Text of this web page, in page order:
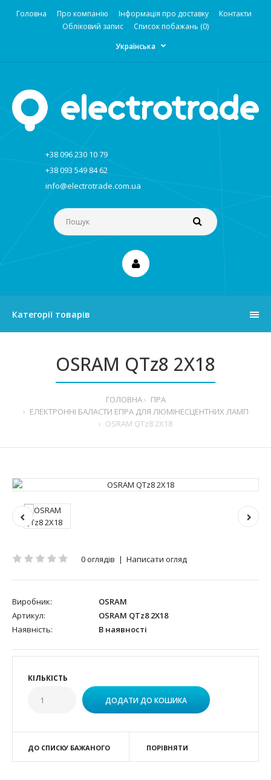
Головна Про компанію Інформація про доставку
Контакти
Обліковий запис
Список побажань (0)
Українська
+38 096 230 10 79
+38 093 549 84 62
info@electrotrade.com.ua
Категорії товарів
OSRAM QTz8 2X18
ГОЛОВНА
ПРА
ЕЛЕКТРОННІ БАЛАСТИ ЕПРА ДЛЯ ЛЮМІНЕСЦЕНТНИХ ЛАМП
OSRAM QTz8 2X18
0 оглядів | Написати огляд
Виробник:
OSRAM
Артикул:
OSRAM QTz8 2X18
Наявність:
В наявності
КІЛЬКІСТЬ
ДО СПИСКУ БАЖАНОГО ПОРІВНЯТИ